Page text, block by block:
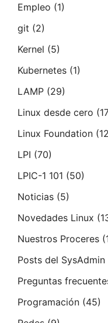
Empleo (1)
git (2)
Kernel (5)
Kubernetes (1)
LAMP (29)
Linux desde cero
Linux Foundation
LPI (70)
LPIC-1 101 (50)
Noticias (5)
Novedades Linux
Nuestros Proceres
Posts del SysAdmin
Preguntas
Programación (45)